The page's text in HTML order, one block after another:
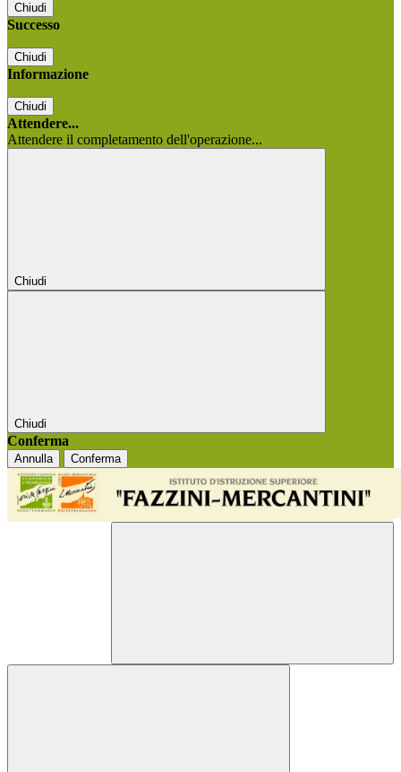
Chiudi
Successo
Chiudi
Informazione
Chiudi
Attendere...
Attendere il completamento dell'operazione...
Chiudi
Chiudi
Conferma
Annulla Conferma